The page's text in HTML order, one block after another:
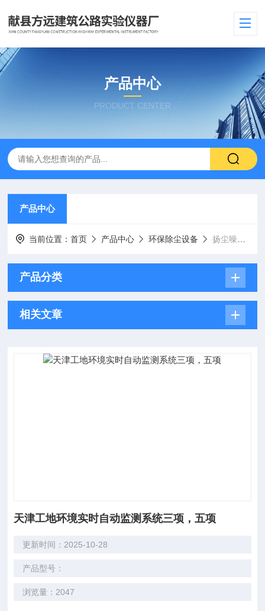
产品中心
PRODUCT CENTER
产品中心
当前位置：首页 产品中心 环保除尘设备 扬尘噪声污染自动监测系统
产品分类
相关文章
天津工地环境实时自动监测系统三项，五项
更新时间：2025-10-28
产品型号：
浏览量：2047